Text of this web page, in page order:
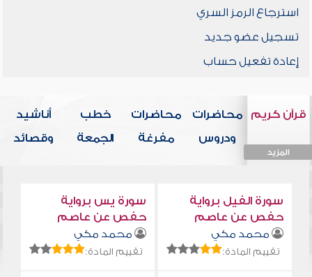
استرجاع الرمز السري
تسجيل عضو جديد
إعادة تفعيل حساب
قرآن كريم
المزيد
محاضرات
ودروس
محاضرات
مفرغة
خطب
الجمعة
أناشيد
وقصائد
سورة الفيل برواية
حفص عن عاصم
محمد مكي
تقييم المادة:
سورة يس برواية
حفص عن عاصم
محمد مكي
تقييم المادة: